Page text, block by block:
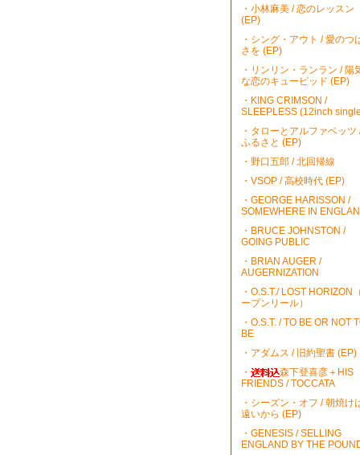
・小林麻美 / 恋のレッスン
(EP)
・シング・アウト / 愛のつ
さを (EP)
・リンリン・ランラン / 陽
な恋のキューピッド (EP)
・KING CRIMSON /
SLEEPLESS (12inch
・タローとアルファベッツ
ふるさと (EP)
・野口五郎 / 北回帰線
・VSOP / 高校時代 (EP)
・GEORGE HARISSON /
SOMEWHERE IN
・BRUCE JOHNSTON /
GOING PUBLIC
・BRIAN AUGER /
AUGERNIZATION
・O.S.T./ LOST HORIZON
ープンリール）
・O.S.T. / TO BE OR NOT
BE
・アダムス / 旧約聖書 (EP)
・
森下登喜彦＋HIS
FRIENDS / TOCCATA
・シーズン・オフ / 朝焼け
遠いから (EP)
・GENESIS / SELLING
ENGLAND BY THE